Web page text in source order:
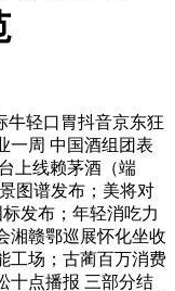
轻口胃抖音京东狂
一周 中国酒组团表
上线赖茅酒（端
图谱发布；美将对
发布；年轻消吃力
湘赣鄂巡展怀化坐收
工场；古蔺百万消费
十点播报 三部分结